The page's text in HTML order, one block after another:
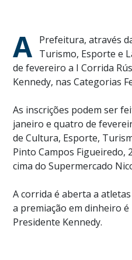
A Prefeitura, através
Turismo, Esporte e
de fevereiro a I Corrida
Kennedy, nas Categorias
As inscrições podem ser
janeiro e quatro de
de Cultura, Esporte,
Pinto Campos Figueiredo,
cima do Supermercado
A corrida é aberta a
a premiação em dinheiro
Presidente Kennedy.